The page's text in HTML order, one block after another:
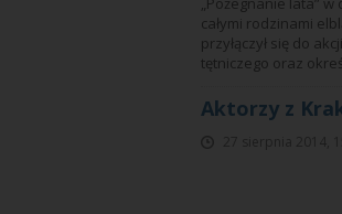
całymi rodzinami
przyłączył się do
tętniczego oraz
Aktorzy z